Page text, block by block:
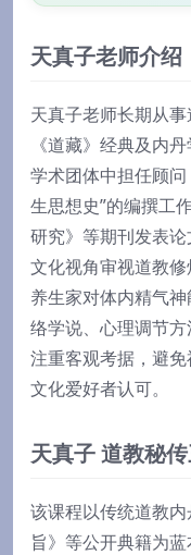
天真子老师介绍
天真子老师长期从
《道藏》经典及内
学术团体中担任顾
生思想史”的编撰工
研究》等期刊发表
文化视角审视道教
养生家对体内精气
络学说、心理调节
注重客观考据，避
文化爱好者认可。
天真子 道教秘
该课程以传统道教
旨》等公开典籍为